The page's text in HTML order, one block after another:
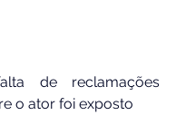
de reclamações
o ator foi exposto